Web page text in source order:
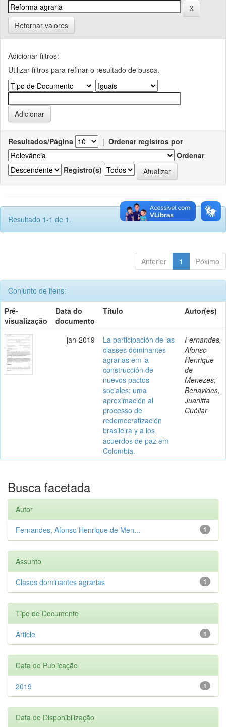
Retornar valores
Adicionar filtros:
Utilizar filtros para refinar o resultado de busca.
Resultados/Página | Ordenar registros por
Ordenar
Registro(s)
Resultado 1-1 de 1.
Anterior 1 Póximo
Conjunto de itens:
Pré-
visualização
Data do
documento
Título Autor(es)
jan-2019
La participación de las
classes dominantes
agrarias em la
construcción de
nuevos pactos
sociales: uma
aproximación al
processo de
redemocratización
brasileira y a los
acuerdos de paz em
Colombia.
Fernandes,
Afonso
Henrique
de
Menezes;
Benavides,
Juanitta
Cuéllar
Busca facetada
Autor
1
Fernandes, Afonso Henrique de Men...
Assunto
1
Clases dominantes agrarias
Tipo de Documento
1
Article
Data de Publicação
1
2019
Data de Disponibilização